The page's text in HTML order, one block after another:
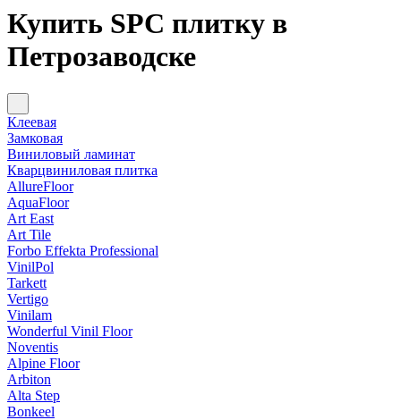
Купить SPC плитку в
Петрозаводске
Клеевая
Замковая
Виниловый ламинат
Кварцвиниловая плитка
AllureFloor
AquaFloor
Art East
Art Tile
Forbo Effekta Professional
VinilPol
Tarkett
Vertigo
Vinilam
Wonderful Vinil Floor
Noventis
Alpine Floor
Arbiton
Alta Step
Bonkeel